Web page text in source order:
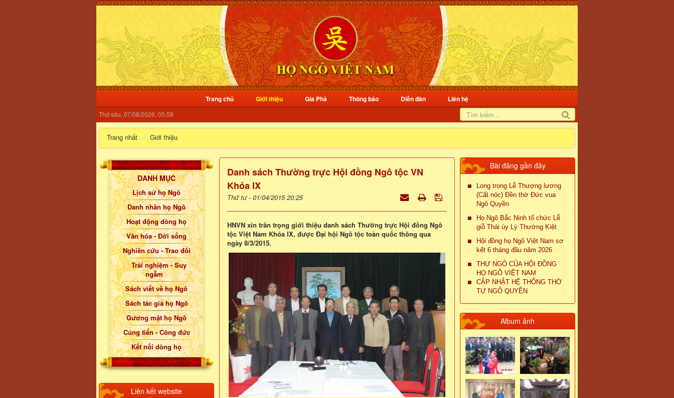
Trang chủ Giới thiệu Gia Phả Thông báo Diễn đàn Liên hệ
Thứ sáu, 07/08/2026, 05:59
Trang nhất Giới thiệu
Danh sách Thường trực Hội đồng Ngô tộc VN
Khóa IX
Thứ tư - 01/04/2015 20:25
HNVN xin trân trọng giới thiệu danh sách Thường trực Hội đồng Ngô
tộc Việt Nam Khóa IX, được Đại hội Ngô tộc toàn quốc thông qua
ngày 8/3/2015.
Bài đăng gần đây
Long trọng Lễ Thượng lương
(Cất nóc) Đền thờ Đức vua
Ngô Quyền
Họ Ngô Bắc Ninh tổ chức Lễ
giỗ Thái úy Lý Thường Kiệt
Hội đồng họ Ngô Việt Nam sơ
kết 6 tháng đầu năm 2026
THƯ NGỎ CỦA HỘI ĐỒNG
HỌ NGÔ VIỆT NAM
CẬP NHẬT HỆ THỐNG THỜ
TỰ NGÔ QUYỀN
Album ảnh
DANH MỤC
Lịch sử họ Ngô
Danh nhân họ Ngô
Hoạt động dòng họ
Văn hóa - Đời sống
Nghiên cứu - Trao đổi
Trải nghiệm - Suy
ngẫm
Sách viết về họ Ngô
Sách tác giả họ Ngô
Gương mặt họ Ngô
Cúng tiến - Công đức
Kết nối dòng họ
Liên kết website